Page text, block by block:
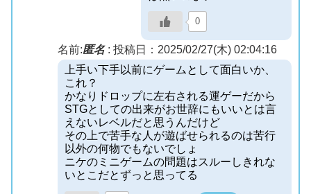
0
名前:匿名: 投稿日：2025/02/27(木) 02:04:16
上手い下手以前にゲームとして面白いか、
これ？
かなりドロップに左右される運ゲーだから
STGとしての出来がお世辞にもいいとは言
えないレベルだと思うんだけど
その上で苦手な人が遊ばせられるのは苦行
以外の何物でもないでしょ
ニケのミニゲームの問題はスルーしきれな
いとこだとずっと思ってる